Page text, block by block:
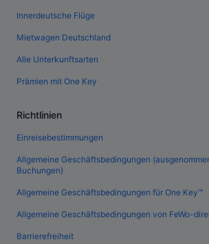
Innerdeutsche Flüge
Mietwagen Deutschland
Alle Unterkunftsarten
Prämien mit One Key
Richtlinien
Einreisebestimmungen
Allgemeine Geschäftsbedingungen
Buchungen)
Allgemeine Geschäftsbedingungen für One Key™
Allgemeine Geschäftsbedingungen von FeWo-
Barrierefreiheit